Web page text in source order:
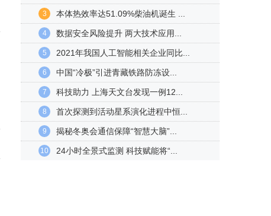
3 本体热效率达51.09%柴油机诞生 ...
4 数据安全风险提升 两大技术应用...
5 2021年我国人工智能相关企业同比...
6 中国“冷极”引进青藏铁路防冻设...
7 科技助力 上海天文台发现一例12...
8 首次探测到活动星系演化进程中恒...
9 揭秘冬奥会通信保障“智慧大脑”...
10 24小时全景式监测 科技赋能将“...